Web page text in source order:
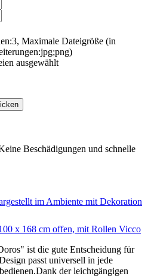
Maximale Dateigröße (in
ausgewählt
Beschädigungen und schnelle
x 168 cm offen, mit Rollen Vicco
ist die gute Entscheidung für
passt universell in jede
der leichtgängigen